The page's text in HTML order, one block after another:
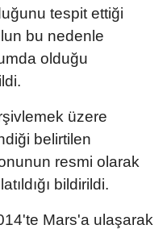
tespit ettiği
bu nedenle
olduğu
üzere
belirtilen
resmi olarak
bildirildi.
Mars'a ulaşarak